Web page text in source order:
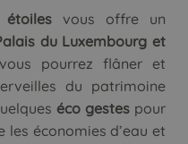
vous offre un
du Luxembourg et
pourrez flâner et
du patrimoine
éco gestes pour
économies d’eau et